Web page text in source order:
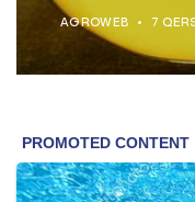
AGROWEB 7